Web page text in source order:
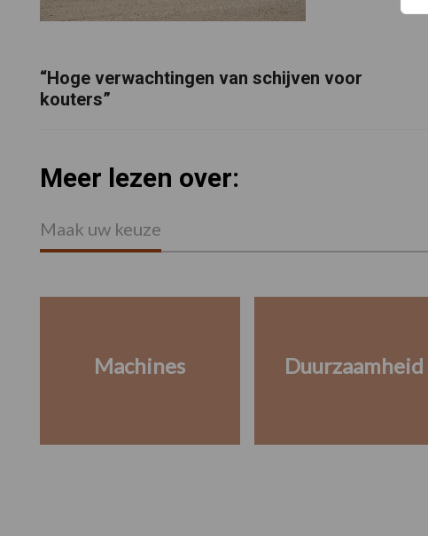
“Hoge verwachtingen van schijven voor
kouters”
Meer lezen over:
Maak uw keuze
Machines Duurzaamheid